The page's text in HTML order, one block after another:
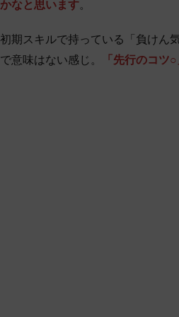
かなと思います。
初期スキルで持っている「負けん
で意味はない感じ。
「先行のコツ○